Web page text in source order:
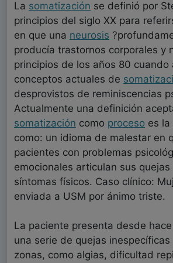
La somatización se definió por
principios del siglo XX para
en que una neurosis
producía trastornos corporales y
principios de los años 80 cuando
conceptos actuales de
desprovistos de reminiscencias
Actualmente una definición
somatización como proceso es la
como: un idioma de malestar en
pacientes con problemas
emocionales articulan sus
síntomas físicos. Caso clínico:
enviada a USM por ánimo triste.
La paciente presenta desde
una serie de quejas
zonas, como algias, dificultad